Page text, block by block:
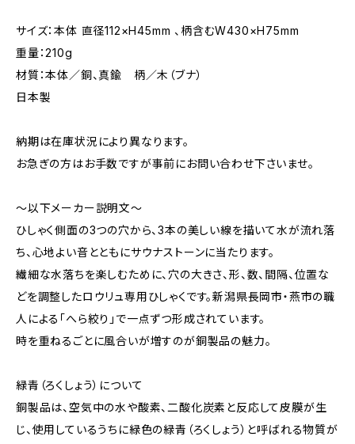
サイズ：本体 直径112×H45mm 、柄含むW430×H75mm
重量：210g
材質：本体／銅、真鍮 柄／木（ブナ）
日本製
納期は在庫状況により異なります。
お急ぎの方はお手数ですが事前にお問い合わせ下さいませ。
～以下メーカー説明文～
ひしゃく側面の3つの穴から、3本の美しい線を描いて水が流れ落
ち、心地よい音とともにサウナストーンに当たります。
繊細な水落ちを楽しむために、穴の大きさ、形、数、間隔、位置な
どを調整したロウリュ専用ひしゃくです。新潟県長岡市・燕市の職
人による「へら絞り」で一点ずつ形成されています。
時を重ねるごとに風合いが増すのが銅製品の魅力。
緑青（ろくしょう）について
銅製品は、空気中の水や酸素、二酸化炭素と反応して皮膜が生
じ、使用しているうちに緑色の緑青（ろくしょう）と呼ばれる物質が